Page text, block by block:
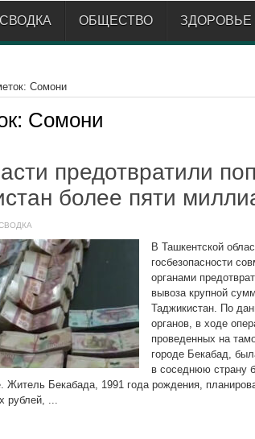
СВОДКА ОБЩЕСТВО ЗДОРОВЬЕ
Сомони
Сомони
предотвратили
более пяти
В Ташкентской
госбезопасности
органами
вывоза крупной
Таджикистан. По
органов, в ходе
проведенных на
городе Бекабад,
в соседнюю страну
Житель Бекабада, 1991 года рождения,
рублей, ...